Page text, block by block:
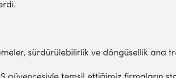
sürdürülebilirlik ve döngüsellik ana